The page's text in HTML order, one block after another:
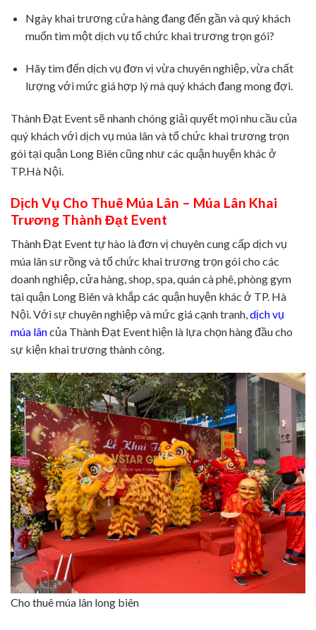
Ngày khai trương cửa hàng đang đến gần và quý khách
muốn tìm một dịch vụ tổ chức khai trương trọn gói?
Hãy tìm đến dịch vụ đơn vị vừa chuyên nghiệp, vừa chất
lượng với mức giá hợp lý mà quý khách đang mong đợi.
Thành Đạt Event sẽ nhanh chóng giải quyết mọi nhu cầu của
quý khách với dịch vụ múa lân và tổ chức khai trương trọn
gói tại quận Long Biên cũng như các quận huyện khác ở
TP.Hà Nội.
Dịch Vụ Cho Thuê Múa Lân – Múa Lân Khai
Trương Thành Đạt Event
Thành Đạt Event tự hào là đơn vị chuyên cung cấp dịch vụ
múa lân sư rồng và tổ chức khai trương trọn gói cho các
doanh nghiệp, cửa hàng, shop, spa, quán cà phê, phòng gym
tại quận Long Biên và khắp các quận huyện khác ở TP. Hà
Nội. Với sự chuyên nghiệp và mức giá cạnh tranh,dịch vụ
múa lâncủa Thành Đạt Event hiện là lựa chọn hàng đầu cho
sự kiện khai trương thành công.
Cho thuê múa lân long biên